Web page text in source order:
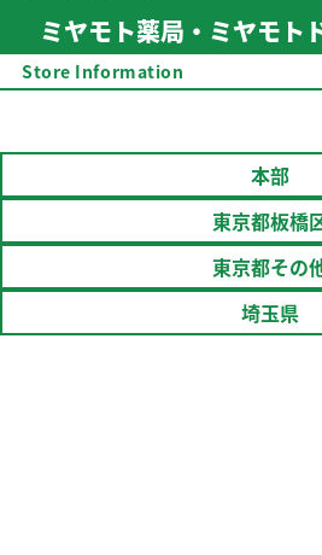
ミヤモト薬局・ミヤモト
Store Information
本部
東京都板橋
東京都その
埼玉県